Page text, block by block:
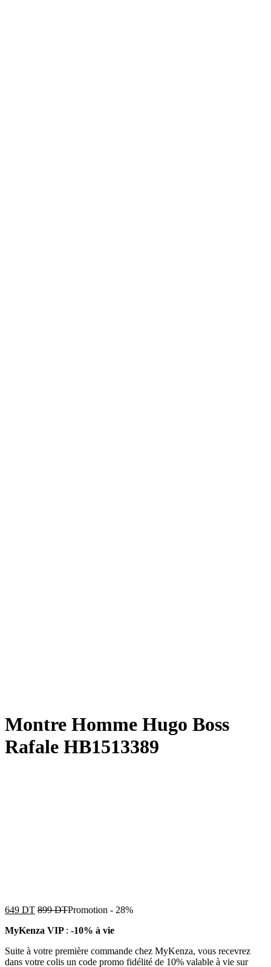
Montre Homme Hugo Boss
Rafale HB1513389
649 DT 899DTPromotion - 28%
MyKenza VIP : -10% à vie
Suite à votre première commande chez MyKenza, vous recevrez
dans votre colis un code promo fidélité de 10% valable à vie sur